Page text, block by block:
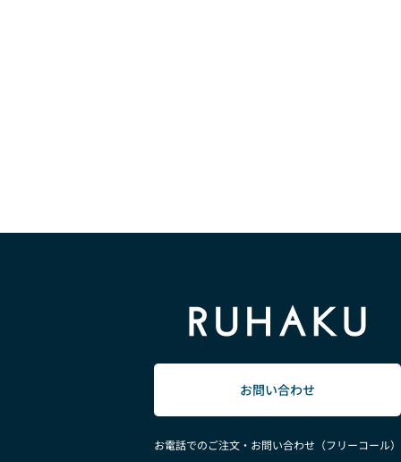
お問い合わせ
お電話でのご注文・お問い合わせ（フリーコール）